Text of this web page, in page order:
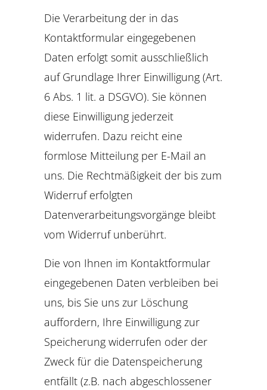
Die Verarbeitung der in das
Kontaktformular eingegebenen
Daten erfolgt somit ausschließlich
auf Grundlage Ihrer Einwilligung (Art.
6 Abs. 1 lit. a DSGVO). Sie können
diese Einwilligung jederzeit
widerrufen. Dazu reicht eine
formlose Mitteilung per E-Mail an
uns. Die Rechtmäßigkeit der bis zum
Widerruf erfolgten
Datenverarbeitungsvorgänge bleibt
vom Widerruf unberührt.
Die von Ihnen im Kontaktformular
eingegebenen Daten verbleiben bei
uns, bis Sie uns zur Löschung
auffordern, Ihre Einwilligung zur
Speicherung widerrufen oder der
Zweck für die Datenspeicherung
entfällt (z.B. nach abgeschlossener